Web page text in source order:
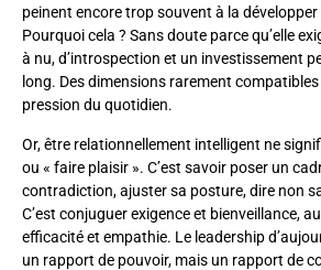
peinent encore trop souvent à la développer
Pourquoi cela ? Sans doute parce qu’elle
à nu, d’introspection et un investissement
long. Des dimensions rarement
pression du quotidien.
Or, être relationnellement intelligent ne
ou « faire plaisir ». C’est savoir poser un
contradiction, ajuster sa posture, dire non
C’est conjuguer exigence et bienveillance,
efficacité et empathie. Le leadership
un rapport de pouvoir, mais un rapport de